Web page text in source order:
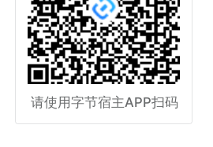
请使用字节宿主APP扫码